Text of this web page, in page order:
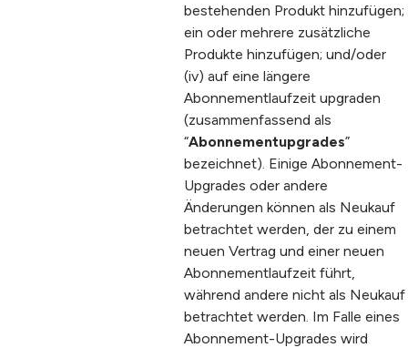
bestehenden Produkt hinzufügen;
ein oder mehrere zusätzliche
Produkte hinzufügen; und/oder
(iv) auf eine längere
Abonnementlaufzeit upgraden
(zusammenfassend als
“Abonnementupgrades”
bezeichnet). Einige Abonnement-
Upgrades oder andere
Änderungen können als Neukauf
betrachtet werden, der zu einem
neuen Vertrag und einer neuen
Abonnementlaufzeit führt,
während andere nicht als Neukauf
betrachtet werden. Im Falle eines
Abonnement-Upgrades wird